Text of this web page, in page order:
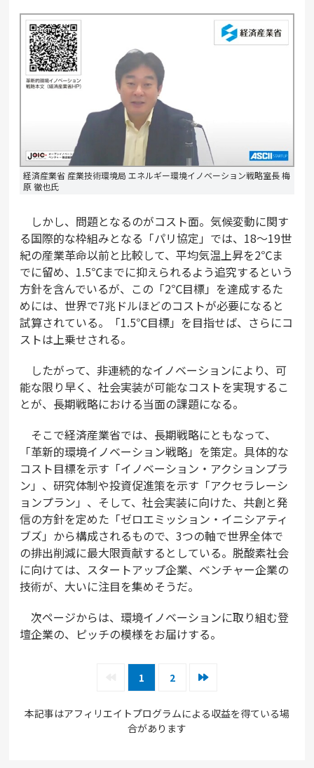
経済産業省 産業技術環境局 エネルギー環境イノベーション戦略室長 梅
原 徹也氏
しかし、問題となるのがコスト面。気候変動に関す
る国際的な枠組みとなる「パリ協定」では、18〜19世
紀の産業革命以前と比較して、平均気温上昇を2℃ま
でに留め、1.5℃までに抑えられるよう追究するという
方針を含んでいるが、この「2℃目標」を達成するた
めには、世界で7兆ドルほどのコストが必要になると
試算されている。「1.5℃目標」を目指せば、さらにコ
ストは上乗せされる。
したがって、非連続的なイノベーションにより、可
能な限り早く、社会実装が可能なコストを実現するこ
とが、長期戦略における当面の課題になる。
そこで経済産業省では、長期戦略にともなって、
「革新的環境イノベーション戦略」を策定。具体的な
コスト目標を示す「イノベーション・アクションプラ
ン」、研究体制や投資促進策を示す「アクセラレーシ
ョンプラン」、そして、社会実装に向けた、共創と発
信の方針を定めた「ゼロエミッション・イニシアティ
ブズ」から構成されるもので、3つの軸で世界全体で
の排出削減に最大限貢献するとしている。脱酸素社会
に向けては、スタートアップ企業、ベンチャー企業の
技術が、大いに注目を集めそうだ。
次ページからは、環境イノベーションに取り組む登
壇企業の、ピッチの模様をお届けする。
1 2
本記事はアフィリエイトプログラムによる収益を得ている場
合があります